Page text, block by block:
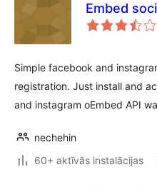
Embed
Simple facebook and
registration. Just install and
and instagram oEmbed API
nechehin
60+ aktīvās instalācijas